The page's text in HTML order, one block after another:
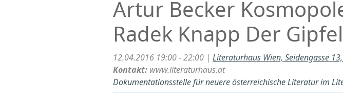
Artur Becker
Radek Knapp Der
12.04.2016 19:00 - 22:00 | Literaturhaus Wien, Seidengasse
Kontakt: www.literaturhaus.at
Dokumentationsstelle für neuere österreichische Literatur im